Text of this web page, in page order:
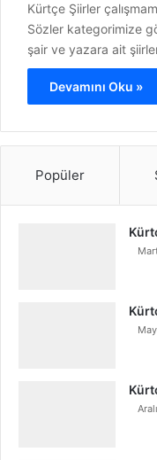
Kürtçe Şiirler
Sözler kategorimize
şair ve yazara ait
Devamını Oku »
Popüler